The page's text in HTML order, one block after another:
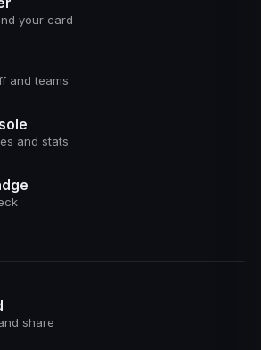
your card
and teams
and stats
share